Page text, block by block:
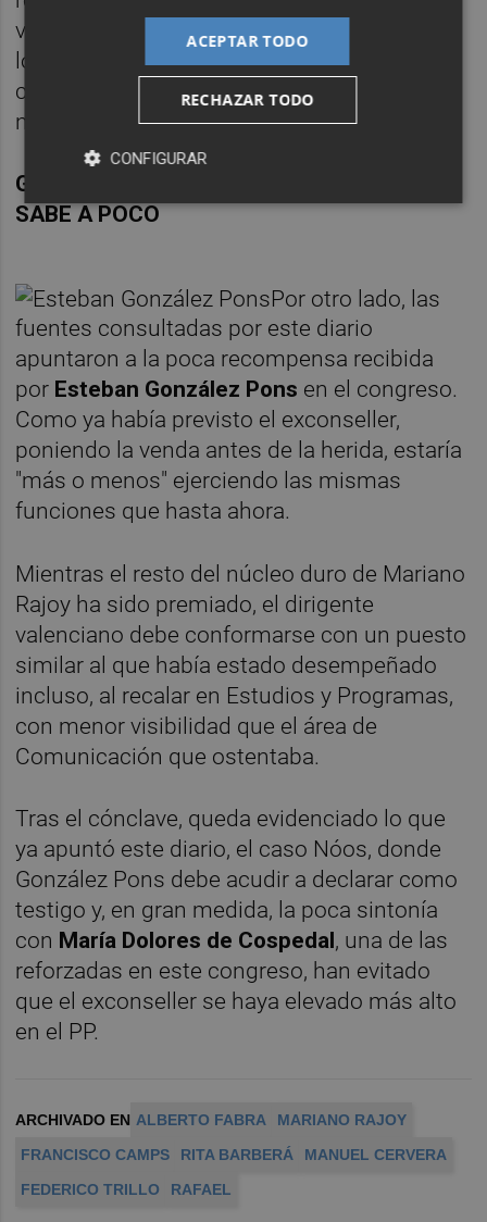
varias cuestiones en la Comunitat para
lograr un apoyo tan mayoritario como ha
conseguido Mariano Rajoy en el cónclave
nacional.
GONZÁLEZ PONS, UNA CONTINUIDAD QUE
SABE A POCO
Por otro lado, las
fuentes consultadas por este diario
apuntaron a la poca recompensa recibida
por Esteban González Pons en el congreso.
Como ya había previsto el exconseller,
poniendo la venda antes de la herida, estaría
"más o menos" ejerciendo las mismas
funciones que hasta ahora.
Mientras el resto del núcleo duro de Mariano
Rajoy ha sido premiado, el dirigente
valenciano debe conformarse con un puesto
similar al que había estado desempeñado
incluso, al recalar en Estudios y Programas,
con menor visibilidad que el área de
Comunicación que ostentaba.
Tras el cónclave, queda evidenciado lo que
ya apuntó este diario, el caso Nóos, donde
González Pons debe acudir a declarar como
testigo y, en gran medida, la poca sintonía
con María Dolores de Cospedal, una de las
reforzadas en este congreso, han evitado
que el exconseller se haya elevado más alto
en el PP.
ARCHIVADO EN ALBERTO FABRA
MARIANO RAJOY
FRANCISCO CAMPS
RITA BARBERÁ
MANUEL CERVERA
FEDERICO TRILLO
RAFAEL
ACEPTAR TODO
RECHAZAR TODO
CONFIGURAR